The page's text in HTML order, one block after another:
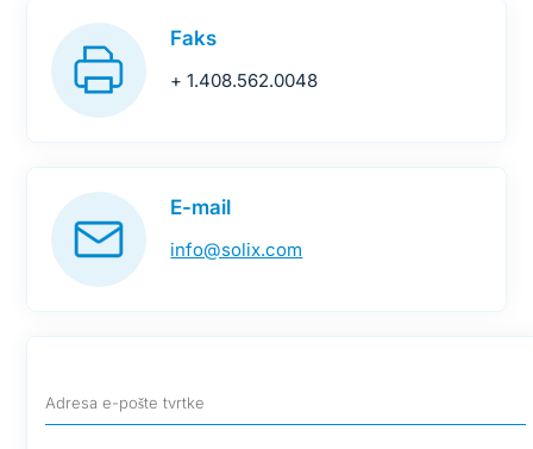
Faks
+ 1.408.562.0048
E-mail
info@solix.com